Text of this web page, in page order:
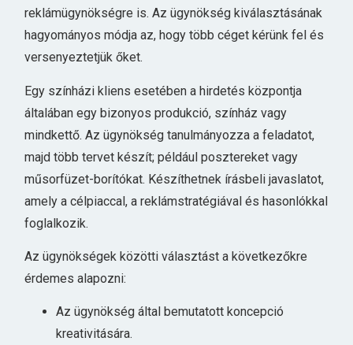
reklámügynökségre is. Az ügynökség kiválasztásának
hagyományos módja az, hogy több céget kérünk fel és
versenyeztetjük őket.
Egy színházi kliens esetében a hirdetés központja
általában egy bizonyos produkció, színház vagy
mindkettő. Az ügynökség tanulmányozza a feladatot,
majd több tervet készít; például posztereket vagy
műsorfüzet-borítókat. Készíthetnek írásbeli javaslatot,
amely a célpiaccal, a reklámstratégiával és hasonlókkal
foglalkozik.
Az ügynökségek közötti választást a következőkre
érdemes alapozni:
Az ügynökség által bemutatott koncepció
kreativitására.